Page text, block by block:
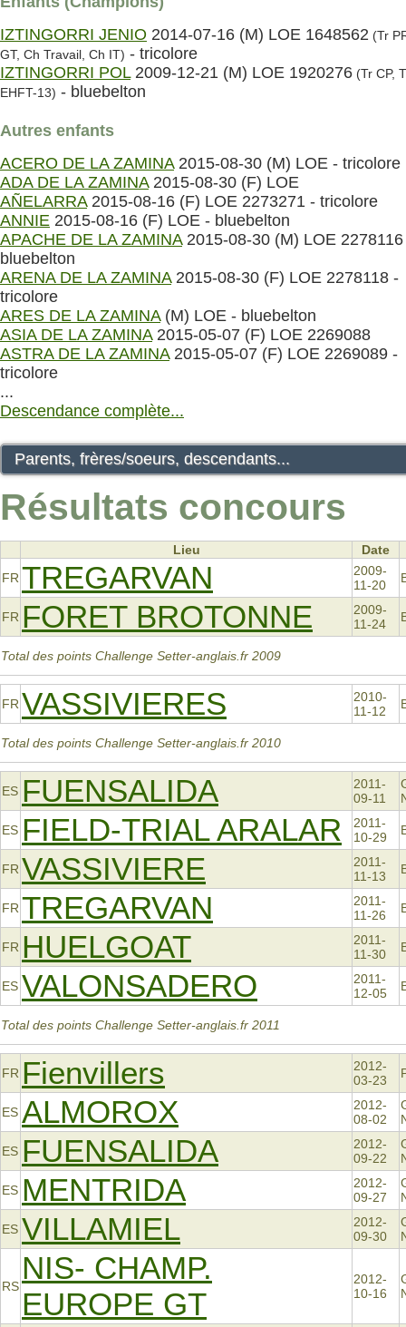
IZTINGORRI JENIO 2014-07-16 (M) LOE 1648562 (Tr
GT, Ch Travail, Ch IT) - tricolore
IZTINGORRI POL2009-12-21 (M) LOE 1920276 (Tr CP,
EHFT-13) - bluebelton
Autres enfants
ACERO DE LA ZAMINA2015-08-30 (M) LOE - tricolore
ADA DE LA ZAMINA2015-08-30 (F) LOE
AÑELARRA2015-08-16 (F) LOE 2273271 - tricolore
ANNIE 2015-08-16 (F) LOE - bluebelton
APACHE DE LA ZAMINA2015-08-30 (M) LOE
bluebelton
ARENA DE LA ZAMINA2015-08-30 (F) LOE 2278118 -
tricolore
ARES DE LA ZAMINA(M) LOE - bluebelton
ASIA DE LA ZAMINA2015-05-07 (F) LOE 2269088
ASTRA DE LA ZAMINA2015-05-07 (F) LOE 2269089 -
tricolore
...
Descendance complète...
Parents, frères/soeurs, descendants...
Résultats concours
Lieu
Date
FRTREGARVAN
2009-
11-20
FR FORET BROTONNE
2009-
11-24
Total des points Challenge Setter-anglais.fr 2009
FRVASSIVIERES
2010-
11-12
Total des points Challenge Setter-anglais.fr 2010
ES FUENSALIDA
2011-
09-11
ES FIELD-TRIAL ARALAR
2011-
10-29
FRVASSIVIERE
2011-
11-13
FRTREGARVAN
2011-
11-26
FR HUELGOAT
2011-
11-30
ES VALONSADERO
2011-
12-05
Total des points Challenge Setter-anglais.fr 2011
FR Fienvillers
2012-
03-23
ES ALMOROX
2012-
08-02
ES FUENSALIDA
2012-
09-22
ES MENTRIDA
2012-
09-27
ES VILLAMIEL
2012-
09-30
RS
NIS- CHAMP.
EUROPE GT
2012-
10-16